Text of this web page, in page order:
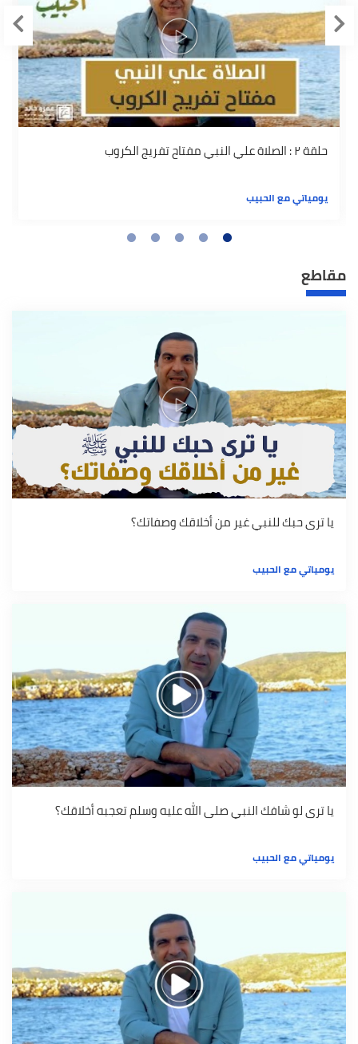
حلقة ٢ : الصلاة علي النبي مفتاح تفريج الكروب
يومياتي مع الحبيب
مقاطع
يا ترى حبك للنبي غير من أخلاقك وصفاتك؟
يومياتي مع الحبيب
يا ترى لو شافك النبي صلى الله عليه وسلم تعجبه أخلاقك؟
يومياتي مع الحبيب